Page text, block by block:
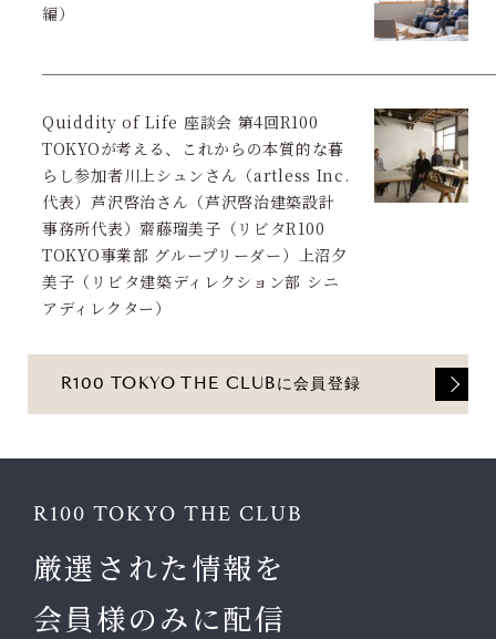
編）
Quiddity of Life 座談会 第4回R100
TOKYOが考える、これからの本質的な暮
らし参加者川上シュンさん（artless Inc.
代表）芦沢啓治さん（芦沢啓治建築設計
事務所代表）齋藤瑠美子（リビタR100
TOKYO事業部 グループリーダー）上沼夕
美子（リビタ建築ディレクション部 シニ
アディレクター）
R100 TOKYO THE CLUBに会員登録
R100 TOKYO THE CLUB
厳選された情報を
会員様のみに配信